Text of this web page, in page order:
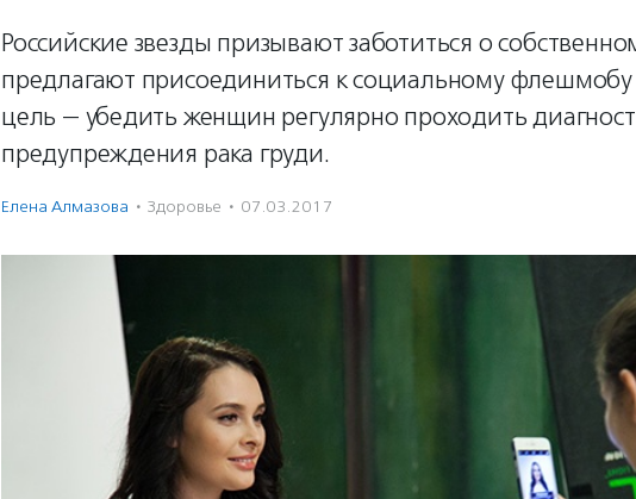
Российские звезды призывают заботиться о
предлагают присоединиться к социальному
цель — убедить женщин регулярно проходить
предупреждения рака груди.
Елена Алмазова · Здоровье · 07.03.2017